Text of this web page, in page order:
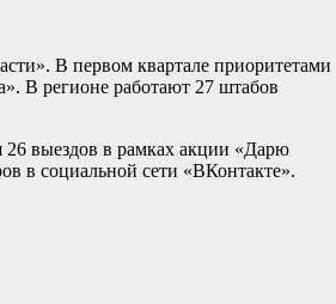
В первом квартале приоритетами
В регионе работают 27 штабов
выездов в рамках акции «Дарю
в социальной сети «ВКонтакте».